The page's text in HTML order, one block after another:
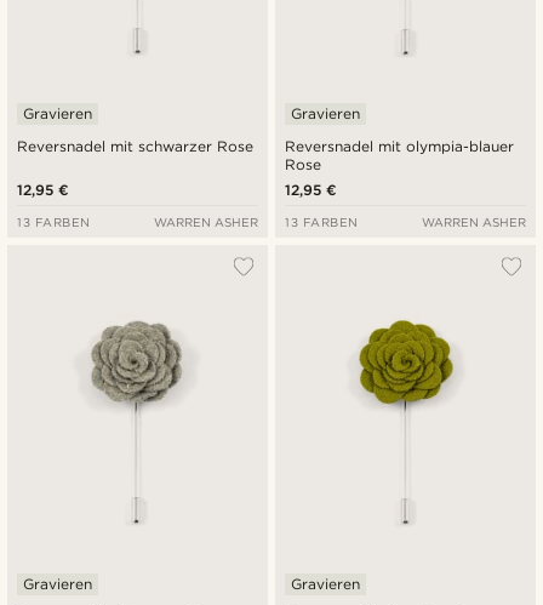
Reversnadel mit schwarzer Rose
Gravieren
12,95 €
13 FARBEN WARREN ASHER
Reversnadel mit olympia-blauer
Rose
Gravieren
12,95 €
13 FARBEN WARREN ASHER
Gravieren Gravieren